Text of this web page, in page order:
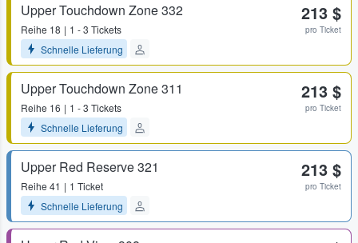
Upper Touchdown Zone 332
Reihe 18
1 - 3 Tickets
Schnelle Lieferung
213 $
pro Ticket
Upper Touchdown Zone 311
Reihe 16
1 - 3 Tickets
Schnelle Lieferung
213 $
pro Ticket
Upper Red Reserve 321
Reihe 41
1 Ticket
Schnelle Lieferung
213 $
pro Ticket